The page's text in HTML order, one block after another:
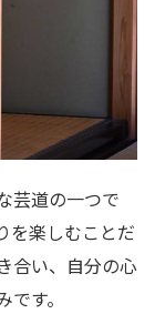
芸道の一つで
を楽しむことだ
合い、自分の心
す。